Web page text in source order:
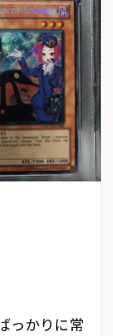
っかりに常